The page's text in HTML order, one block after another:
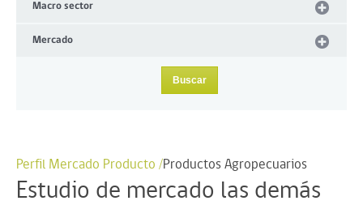
Macro sector
Mercado
Perfil Mercado Producto /Productos Agropecuarios
Estudio de mercado las demás